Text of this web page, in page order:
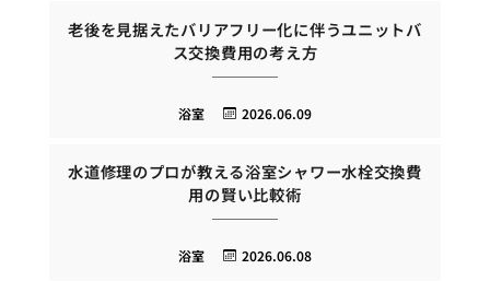
老後を見据えたバリアフリー化に伴うユニットバ
ス交換費用の考え方
2026.06.09
浴室
水道修理のプロが教える浴室シャワー水栓交換費
用の賢い比較術
2026.06.08
浴室